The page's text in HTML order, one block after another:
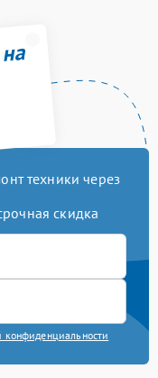
техники через
скидка
конфиденциальности